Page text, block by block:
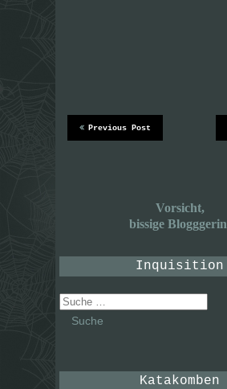
Previous Post
Vorsicht,
bissige
Inquisition
Suche
nach:
Katakomben